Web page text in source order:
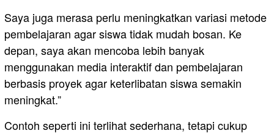
Saya juga merasa perlu meningkatkan variasi metode
pembelajaran agar siswa tidak mudah bosan. Ke
depan, saya akan mencoba lebih banyak
menggunakan media interaktif dan pembelajaran
berbasis proyek agar keterlibatan siswa semakin
meningkat.”
Contoh seperti ini terlihat sederhana, tetapi cukup